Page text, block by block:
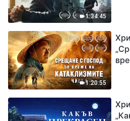
1:34:45
1:20:55